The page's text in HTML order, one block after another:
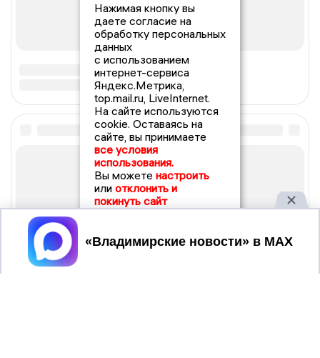
Нажимая кнопку вы
даете согласие на
обработку персональных
данных
с использованием
интернет-сервиса
Яндекс.Метрика,
top.mail.ru, LiveInternet.
На сайте используются
cookie. Оставаясь на
сайте, вы принимаете
все условия
использования.
Вы можете настроить
или отклонить и
покинуть сайт
Принять